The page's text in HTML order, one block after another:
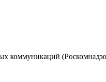
коммуникаций